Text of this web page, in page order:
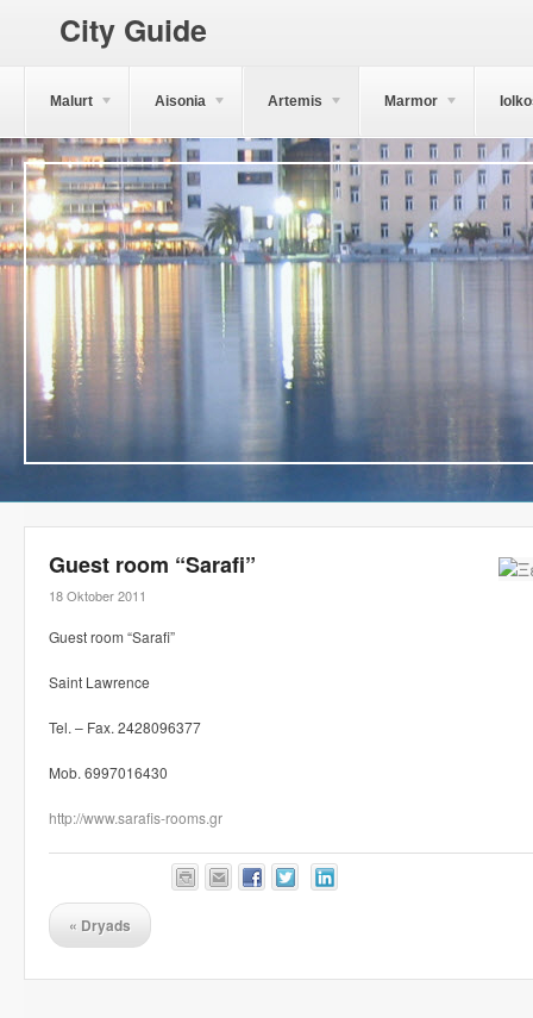
City Guide
Malurt Aisonia Artemis Marmor
Guest room “Sarafi”
18 Oktober 2011
Guest room “Sarafi”
Saint Lawrence
Tel. – Fax. 2428096377
Mob. 6997016430
http://www.sarafis-rooms.gr
« Dryads